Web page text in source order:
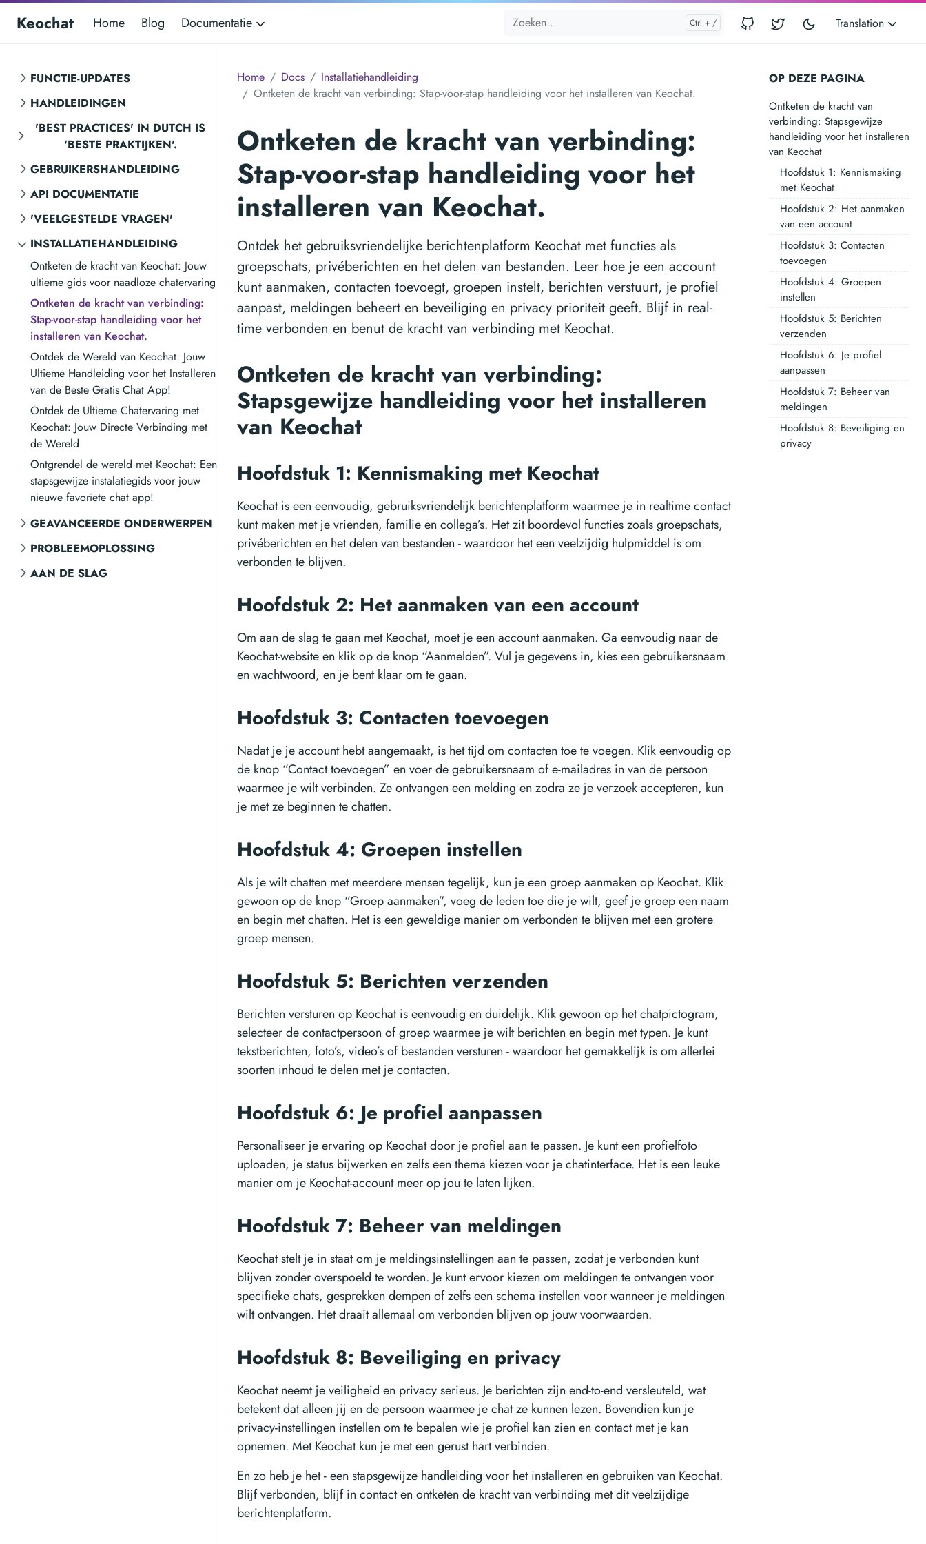
Keochat Home Blog Documentatie Translation
FUNCTIE-UPDATES
HANDLEIDINGEN
'BEST PRACTICES' IN DUTCH IS
'BESTE PRAKTIJKEN'.
GEBRUIKERSHANDLEIDING
API DOCUMENTATIE
'VEELGESTELDE VRAGEN'
INSTALLATIEHANDLEIDING
Ontketen de kracht van Keochat: Jouw
ultieme gids voor naadloze chatervaring
Ontketen de kracht van verbinding:
Stap-voor-stap handleiding voor het
installeren van Keochat.
Ontdek de Wereld van Keochat: Jouw
Ultieme Handleiding voor het Installeren
van de Beste Gratis Chat App!
Ontdek de Ultieme Chatervaring met
Keochat: Jouw Directe Verbinding met
de Wereld
Ontgrendel de wereld met Keochat: Een
stapsgewijze instalatiegids voor jouw
nieuwe favoriete chat app!
GEAVANCEERDE ONDERWERPEN
PROBLEEMOPLOSSING
AAN DE SLAG
OP DEZE PAGINA
Ontketen de kracht van
verbinding: Stapsgewijze
handleiding voor het installeren
van Keochat
Hoofdstuk 1: Kennismaking
met Keochat
Hoofdstuk 2: Het aanmaken
van een account
Hoofdstuk 3: Contacten
toevoegen
Hoofdstuk 4: Groepen
instellen
Hoofdstuk 5: Berichten
verzenden
Hoofdstuk 6: Je profiel
aanpassen
Hoofdstuk 7: Beheer van
meldingen
Hoofdstuk 8: Beveiliging en
privacy
Home Docs
Installatiehandleiding
Ontketen de kracht van verbinding: Stap-voor-stap handleiding voor het installeren van Keochat.
Ontketen de kracht van verbinding:
Stap-voor-stap handleiding voor het
installeren van Keochat.
Ontdek het gebruiksvriendelijke berichtenplatform Keochat met functies als
groepschats, privéberichten en het delen van bestanden. Leer hoe je een account
kunt aanmaken, contacten toevoegt, groepen instelt, berichten verstuurt, je profiel
aanpast, meldingen beheert en beveiliging en privacy prioriteit geeft. Blijf in real-
time verbonden en benut de kracht van verbinding met Keochat.
Ontketen de kracht van verbinding:
Stapsgewijze handleiding voor het installeren
van Keochat
Hoofdstuk 1: Kennismaking met Keochat
Keochat is een eenvoudig, gebruiksvriendelijk berichtenplatform waarmee je in realtime contact
kunt maken met je vrienden, familie en collega’s. Het zit boordevol functies zoals groepschats,
privéberichten en het delen van bestanden - waardoor het een veelzijdig hulpmiddel is om
verbonden te blijven.
Hoofdstuk 2: Het aanmaken van een account
Om aan de slag te gaan met Keochat, moet je een account aanmaken. Ga eenvoudig naar de
Keochat-website en klik op de knop “Aanmelden”. Vul je gegevens in, kies een gebruikersnaam
en wachtwoord, en je bent klaar om te gaan.
Hoofdstuk 3: Contacten toevoegen
Nadat je je account hebt aangemaakt, is het tijd om contacten toe te voegen. Klik eenvoudig op
de knop “Contact toevoegen” en voer de gebruikersnaam of e-mailadres in van de persoon
waarmee je wilt verbinden. Ze ontvangen een melding en zodra ze je verzoek accepteren, kun
je met ze beginnen te chatten.
Hoofdstuk 4: Groepen instellen
Als je wilt chatten met meerdere mensen tegelijk, kun je een groep aanmaken op Keochat. Klik
gewoon op de knop “Groep aanmaken”, voeg de leden toe die je wilt, geef je groep een naam
en begin met chatten. Het is een geweldige manier om verbonden te blijven met een grotere
groep mensen.
Hoofdstuk 5: Berichten verzenden
Berichten versturen op Keochat is eenvoudig en duidelijk. Klik gewoon op het chatpictogram,
selecteer de contactpersoon of groep waarmee je wilt berichten en begin met typen. Je kunt
tekstberichten, foto’s, video’s of bestanden versturen - waardoor het gemakkelijk is om allerlei
soorten inhoud te delen met je contacten.
Hoofdstuk 6: Je profiel aanpassen
Personaliseer je ervaring op Keochat door je profiel aan te passen. Je kunt een profielfoto
uploaden, je status bijwerken en zelfs een thema kiezen voor je chatinterface. Het is een leuke
manier om je Keochat-account meer op jou te laten lijken.
Hoofdstuk 7: Beheer van meldingen
Keochat stelt je in staat om je meldingsinstellingen aan te passen, zodat je verbonden kunt
blijven zonder overspoeld te worden. Je kunt ervoor kiezen om meldingen te ontvangen voor
specifieke chats, gesprekken dempen of zelfs een schema instellen voor wanneer je meldingen
wilt ontvangen. Het draait allemaal om verbonden blijven op jouw voorwaarden.
Hoofdstuk 8: Beveiliging en privacy
Keochat neemt je veiligheid en privacy serieus. Je berichten zijn end-to-end versleuteld, wat
betekent dat alleen jij en de persoon waarmee je chat ze kunnen lezen. Bovendien kun je
privacy-instellingen instellen om te bepalen wie je profiel kan zien en contact met je kan
opnemen. Met Keochat kun je met een gerust hart verbinden.
En zo heb je het - een stapsgewijze handleiding voor het installeren en gebruiken van Keochat.
Blijf verbonden, blijf in contact en ontketen de kracht van verbinding met dit veelzijdige
berichtenplatform.